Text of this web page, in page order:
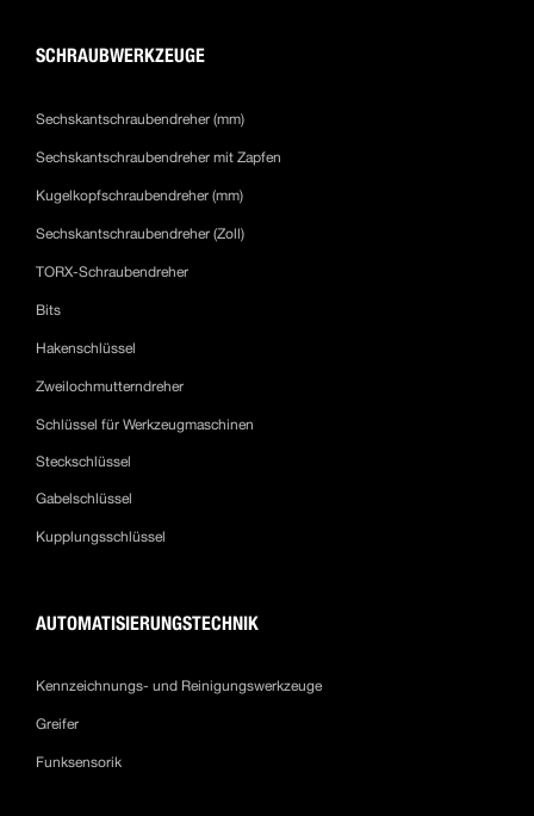
SCHRAUBWERKZEUGE
Sechskantschraubendreher (mm)
Sechskantschraubendreher mit Zapfen
Kugelkopfschraubendreher (mm)
Sechskantschraubendreher (Zoll)
TORX-Schraubendreher
Bits
Hakenschlüssel
Zweilochmutterndreher
Schlüssel für Werkzeugmaschinen
Steckschlüssel
Gabelschlüssel
Kupplungsschlüssel
AUTOMATISIERUNGSTECHNIK
Kennzeichnungs- und Reinigungswerkzeuge
Greifer
Funksensorik